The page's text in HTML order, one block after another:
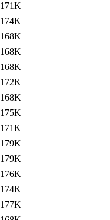
171K
174K
168K
168K
168K
172K
168K
175K
171K
179K
179K
176K
174K
177K